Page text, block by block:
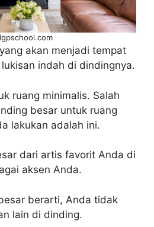
akan menjadi tempat
indah di dindingnya.
ruang minimalis. Salah
besar untuk ruang
lakukan adalah ini.
dari artis favorit Anda di
aksen Anda.
berarti, Anda tidak
lain di dinding.